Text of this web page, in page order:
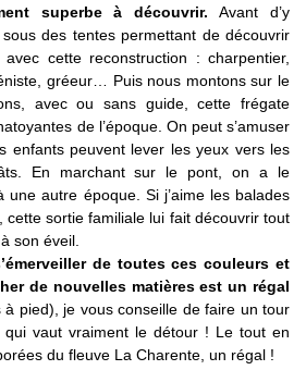
superbe à découvrir. Avant d’y
des tentes permettant de découvrir
cette reconstruction : charpentier,
gréeur… Puis nous montons sur le
avec ou sans guide, cette frégate
de l’époque. On peut s’amuser
enfants peuvent lever les yeux vers les
En marchant sur le pont, on a le
une autre époque. Si j’aime les balades
cette sortie familiale lui fait découvrir tout
son éveil.
de toutes ces couleurs et
de nouvelles matières est un régal
pied), je vous conseille de faire un tour
vaut vraiment le détour ! Le tout en
du fleuve La Charente, un régal !